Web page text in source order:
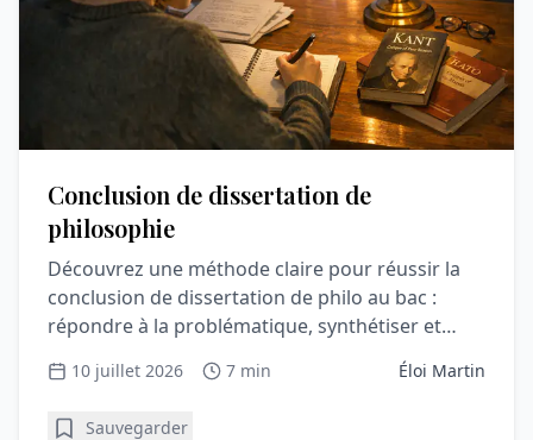
Conclusion de dissertation de
philosophie
Découvrez une méthode claire pour réussir la
conclusion de dissertation de philo au bac :
répondre à la problématique, synthétiser et
10 juillet 2026 7 min Éloi Martin
Sauvegarder